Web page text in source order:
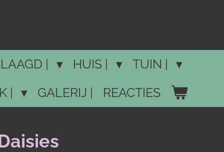
| HUIS |
TUIN |
| GALERIJ | REACTIES